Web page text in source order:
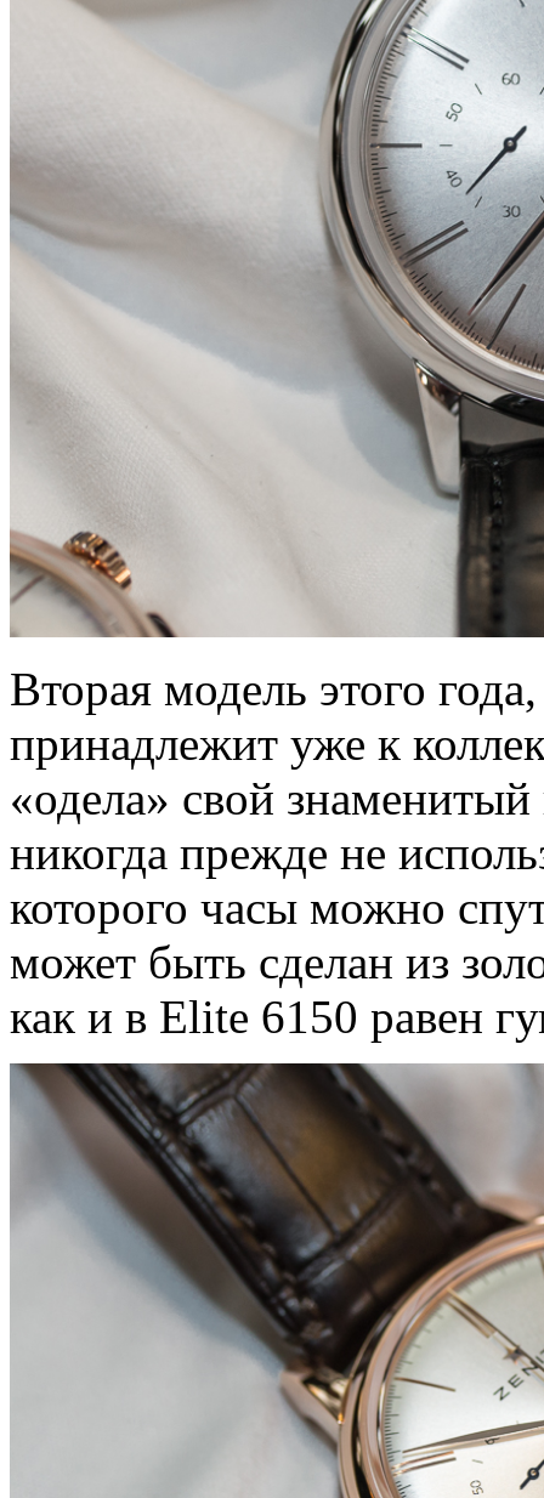
Вторая модель этого
принадлежит уже к
«одела» свой
никогда прежде не
которого часы можно
может быть сделан из
как и в Elite 6150 равен